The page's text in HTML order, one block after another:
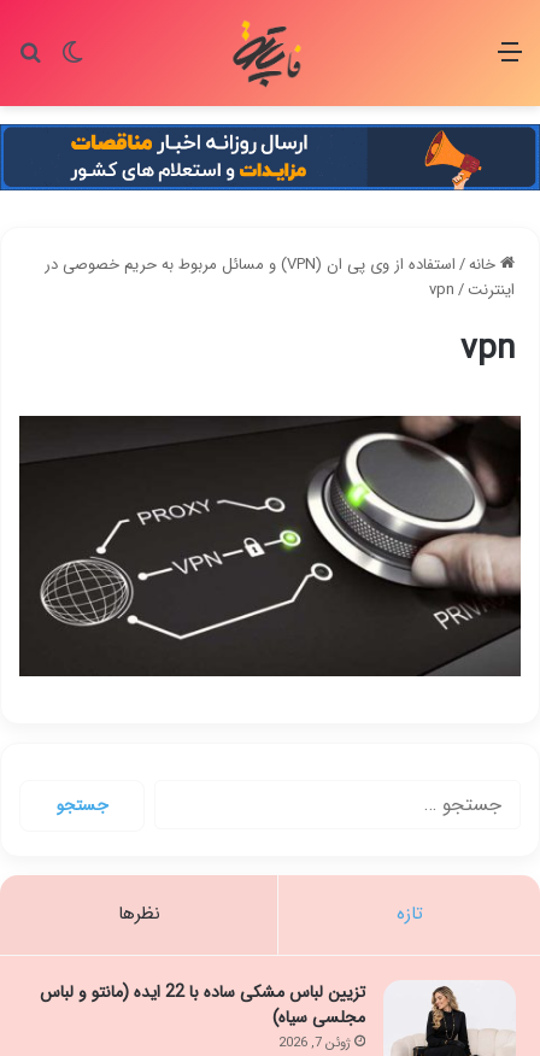
تغییر منو
خانه/
استفاده از وی پی ان (VPN) و مسائل مربوط به حریم خصوصی در
اینترنت/
vpn
vpn
تازه نظرها
تزیین لباس مشکی ساده با 22 ایده (مانتو و لباس
مجلسی سیاه)
ژوئن 7, 2026